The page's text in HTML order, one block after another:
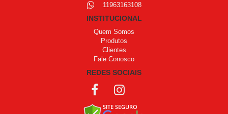
11963163108
INSTITUCIONAL
Quem Somos
Produtos
Clientes
Fale Conosco
REDES SOCIAIS